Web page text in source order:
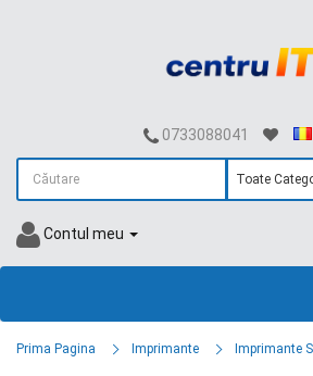
0733088041
Contul meu
Prima Pagina Imprimante Imprimante